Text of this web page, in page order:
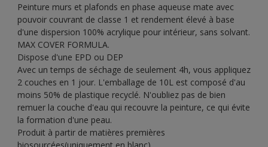
Peinture murs et plafonds en phase aqueuse mate avec
pouvoir couvrant de classe 1 et rendement élevé à base
d'une dispersion 100% acrylique pour intérieur, sans solvant.
MAX COVER FORMULA.
Dispose d'une EPD ou DEP
Avec un temps de séchage de seulement 4h, vous appliquez
2 couches en 1 jour. L'emballage de 10L est composé d'au
moins 50% de plastique recyclé. N'oubliez pas de bien
remuer la couche d'eau qui recouvre la peinture, ce qui évite
la formation d'une peau.
Produit à partir de matières premières